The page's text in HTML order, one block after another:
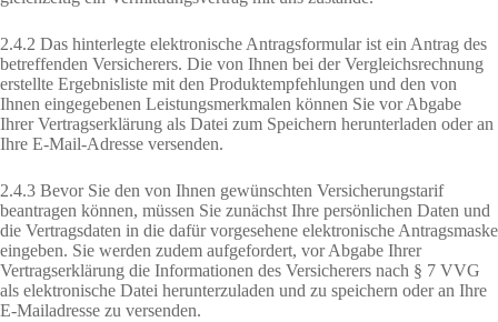
2.4.2 Das hinterlegte elektronische Antragsformular ist ein Antrag des
betreffenden Versicherers. Die von Ihnen bei der Vergleichsrechnung
erstellte Ergebnisliste mit den Produktempfehlungen und den von
Ihnen eingegebenen Leistungsmerkmalen können Sie vor Abgabe
Ihrer Vertragserklärung als Datei zum Speichern herunterladen oder an
Ihre E-Mail-Adresse versenden.
2.4.3 Bevor Sie den von Ihnen gewünschten Versicherungstarif
beantragen können, müssen Sie zunächst Ihre persönlichen Daten und
die Vertragsdaten in die dafür vorgesehene elektronische Antragsmaske
eingeben. Sie werden zudem aufgefordert, vor Abgabe Ihrer
Vertragserklärung die Informationen des Versicherers nach § 7 VVG
als elektronische Datei herunterzuladen und zu speichern oder an Ihre
E-Mailadresse zu versenden.